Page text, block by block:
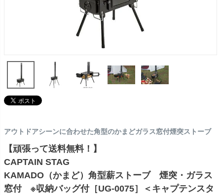
アウトドアシーンに合わせた角型のかまどガラス窓付煙突ストーブ
【頑張って送料無料！】
CAPTAIN STAG
KAMADO（かまど）角型薪ストーブ 煙突・ガラス
窓付 ※収納バッグ付［UG-0075］＜キャプテンスタ